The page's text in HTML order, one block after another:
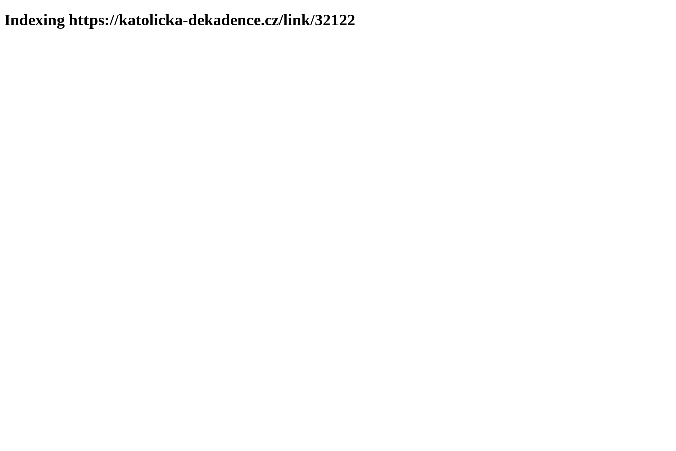
Indexing https://katolicka-dekadence.cz/link/32122